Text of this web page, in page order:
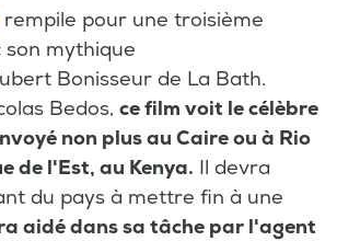
rempile pour une troisième
mythique
Bonisseur de La Bath.
Bedos, ce film voit le célèbre
non plus au Caire ou à Rio
de l'Est, au Kenya. Il devra
du pays à mettre fin à une
aidé dans sa tâche par l'agent